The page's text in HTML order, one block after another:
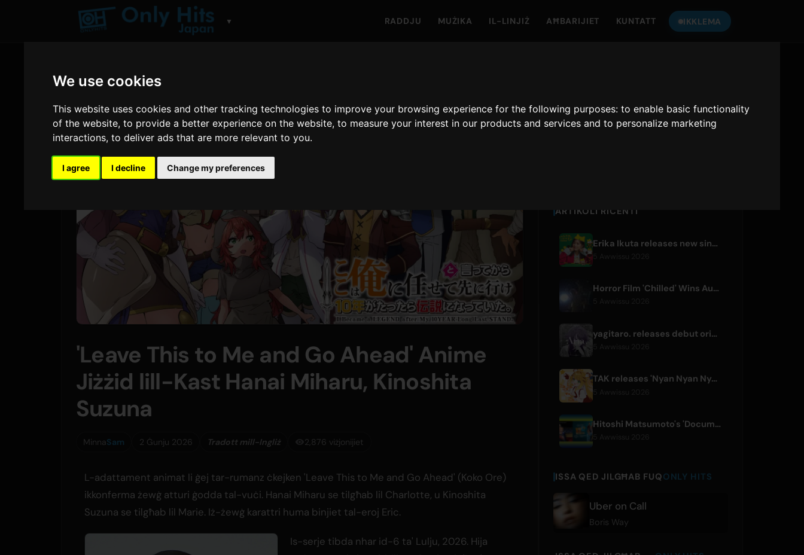
We use cookies
This website uses cookies and other tracking technologies to improve your browsing experience for the following purposes:to enable basic functionality
of the website,to provide a better experience on the website,to measure your interest in our products and services and to personalize marketing
interactions,to deliver ads that are more relevant to you.
I agree I decline Change my preferences
▼ RADDJU MUŻIKA IL-LINJIŻ AĦBARIJIET KUNTATT IKKLEMA
'Leave This to Me and Go Ahead' Anime
Jiżżid lill-Kast Hanai Miharu, Kinoshita
Suzuna
MinnaSam 2 Ġunju 2026 Tradott mill-Ingliż 2,876 viżjonijiet
L-adattament animat li ġej tar-rumanz ċkejken 'Leave This to Me and Go Ahead' (Koko Ore)
ikkonferma żewġ atturi ġodda tal-vuċi. Hanai Miharu se tilgħab lil Charlotte, u Kinoshita
Suzuna se tilgħab lil Marie. Iż-żewġ karattri huma binjiet tal-eroj Eric.
Is-serje tibda nhar id-6 ta' Lulju, 2026. Hija
Only Hits Japan
ARTIKOLI RIĊENTI
Erika Ikuta releases new single 'Nyantokanyaruru' for children's book 'Fumikiri Neko'
5 Awwissu 2026
Horror Film 'Chilled' Wins Audience Award at Fantasia Festival
yagitaro. releases debut original single 'Aria.' with Suda Keina
TAK releases 'Nyan Nyan Nya Chunya' featuring Kotoha for Zenless Zone Zero
5 Awwissu 2026
Hitoshi Matsumoto's 'Documental' Format to Launch US Version
ISSA QED JILGĦAB FUQONLY HITS
Uber on Call
Boris Way